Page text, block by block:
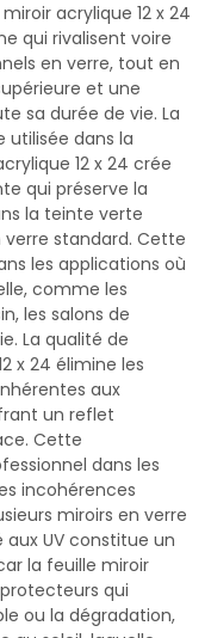
acrylique 12 x 24
qui rivalisent voire
en verre, tout en
et une
sa durée de vie. La
dans la
12 x 24 crée
qui préserve la
la teinte verte
standard. Cette
les applications où
comme les
les salons de
La qualité de
x 24 élimine les
aux
un reflet
Cette
dans les
incohérences
miroirs en verre
UV constitue un
la feuille miroir
qui
ou la dégradation,